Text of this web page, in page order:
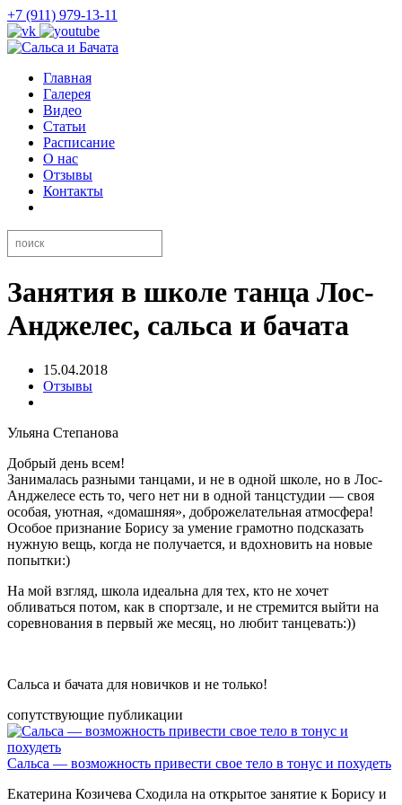
+7 (911) 979-13-11
Главная
Галерея
Видео
Статьи
Расписание
О нас
Отзывы
Контакты
Занятия в школе танца Лос-
Анджелес, сальса и бачата
15.04.2018
Отзывы
Ульяна Степанова
Добрый день всем!
Занималась разными танцами, и не в одной школе, но в Лос-
Анджелесе есть то, чего нет ни в одной танцстудии — своя
особая, уютная, «домашняя», доброжелательная атмосфера!
Особое признание Борису за умение грамотно подсказать
нужную вещь, когда не получается, и вдохновить на новые
попытки:)
На мой взгляд, школа идеальна для тех, кто не хочет
обливаться потом, как в спортзале, и не стремится выйти на
соревнования в первый же месяц, но любит танцевать:))
Сальса и бачата для новичков и не только!
сопутствующие публикации
Сальса — возможность привести свое тело в тонус и похудеть
Екатерина Козичева Сходила на открытое занятие к Борису и